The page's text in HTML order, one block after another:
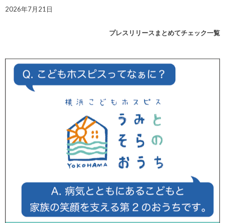
2026年7月21日
プレスリリースまとめてチェック一覧